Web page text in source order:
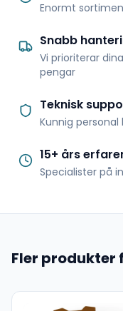
Enormt
Snabb
Vi prioriterar
pengar
Teknisk
Kunnig
15+ års
Specialister på
Fler produkter